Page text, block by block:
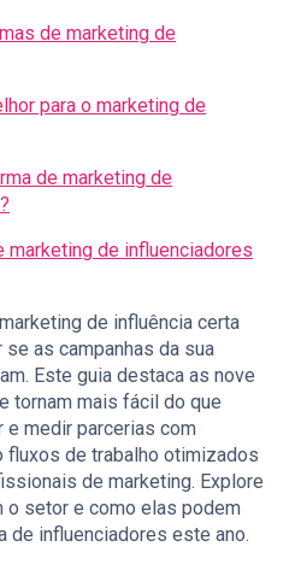
de marketing de
para o marketing de
de marketing de
marketing de influenciadores
de influência certa
as campanhas da sua
Este guia destaca as nove
tornam mais fácil do que
e medir parcerias com
fluxos de trabalho otimizados
de marketing. Explore
setor e como elas podem
de influenciadores este ano.